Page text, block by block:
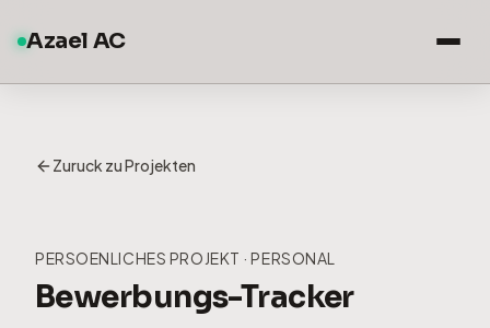
Azael AC
Zuruck zu Projekten
PERSOENLICHES PROJEKT · PERSONAL
Bewerbungs-Tracker